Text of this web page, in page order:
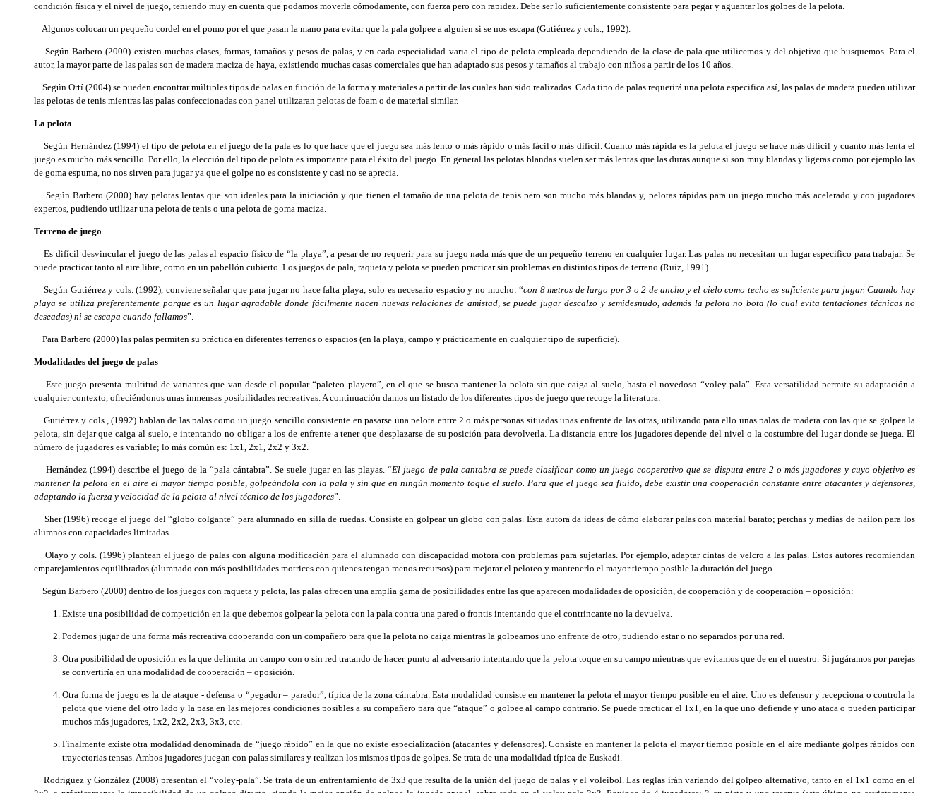
condición física y el nivel de juego, teniendo muy en cuenta que podamos moverla cómodamente, con fuerza pero con rapidez. Debe ser lo suficientemente consistente para pegar y aguantar los golpes de la pelota.
Algunos colocan un pequeño cordel en el pomo por el que pasan la mano para evitar que la pala golpee a alguien si se nos escapa (Gutiérrez y cols., 1992).
Según Barbero (2000) existen muchas clases, formas, tamaños y pesos de palas, y en cada especialidad varia el tipo de pelota empleada dependiendo de la clase de pala que utilicemos y del objetivo que busquemos. Para el
autor, la mayor parte de las palas son de madera maciza de haya, existiendo muchas casas comerciales que han adaptado sus pesos y tamaños al trabajo con niños a partir de los 10 años.
Según Ortí (2004) se pueden encontrar múltiples tipos de palas en función de la forma y materiales a partir de las cuales han sido realizadas. Cada tipo de palas requerirá una pelota especifica así, las palas de madera pueden utilizar
las pelotas de tenis mientras las palas confeccionadas con panel utilizaran pelotas de foam o de material similar.
La pelota
Según Hernández (1994) el tipo de pelota en el juego de la pala es lo que hace que el juego sea más lento o más rápido o más fácil o más difícil. Cuanto más rápida es la pelota el juego se hace más difícil y cuanto más lenta el
juego es mucho más sencillo. Por ello, la elección del tipo de pelota es importante para el éxito del juego. En general las pelotas blandas suelen ser más lentas que las duras aunque si son muy blandas y ligeras como por ejemplo las
de goma espuma, no nos sirven para jugar ya que el golpe no es consistente y casi no se aprecia.
Según Barbero (2000) hay pelotas lentas que son ideales para la iniciación y que tienen el tamaño de una pelota de tenis pero son mucho más blandas y, pelotas rápidas para un juego mucho más acelerado y con jugadores
expertos, pudiendo utilizar una pelota de tenis o una pelota de goma maciza.
Terreno de juego
Es difícil desvincular el juego de las palas al espacio físico de “la playa”, a pesar de no requerir para su juego nada más que de un pequeño terreno en cualquier lugar. Las palas no necesitan un lugar especifico para trabajar. Se
puede practicar tanto al aire libre, como en un pabellón cubierto. Los juegos de pala, raqueta y pelota se pueden practicar sin problemas en distintos tipos de terreno (Ruiz, 1991).
Según Gutiérrez y cols. (1992), conviene señalar que para jugar no hace falta playa; solo es necesario espacio y no mucho: “con 8 metros de largo por 3 o 2 de ancho y el cielo como techo es suficiente para jugar. Cuando hay
playa se utiliza preferentemente porque es un lugar agradable donde fácilmente nacen nuevas relaciones de amistad, se puede jugar descalzo y semidesnudo, además la pelota no bota (lo cual evita tentaciones técnicas no
deseadas) ni se escapa cuando fallamos”.
Para Barbero (2000) las palas permiten su práctica en diferentes terrenos o espacios (en la playa, campo y prácticamente en cualquier tipo de superficie).
Modalidades del juego de palas
Este juego presenta multitud de variantes que van desde el popular “paleteo playero”, en el que se busca mantener la pelota sin que caiga al suelo, hasta el novedoso “voley-pala”. Esta versatilidad permite su adaptación a
cualquier contexto, ofreciéndonos unas inmensas posibilidades recreativas. A continuación damos un listado de los diferentes tipos de juego que recoge la literatura:
Gutiérrez y cols., (1992) hablan de las palas como un juego sencillo consistente en pasarse una pelota entre 2 o más personas situadas unas enfrente de las otras, utilizando para ello unas palas de madera con las que se golpea la
pelota, sin dejar que caiga al suelo, e intentando no obligar a los de enfrente a tener que desplazarse de su posición para devolverla. La distancia entre los jugadores depende del nivel o la costumbre del lugar donde se juega. El
número de jugadores es variable; lo más común es: 1x1, 2x1, 2x2 y 3x2.
Hernández (1994) describe el juego de la “pala cántabra”. Se suele jugar en las playas. “El juego de pala cantabra se puede clasificar como un juego cooperativo que se disputa entre 2 o más jugadores y cuyo objetivo es
mantener la pelota en el aire el mayor tiempo posible, golpeándola con la pala y sin que en ningún momento toque el suelo. Para que el juego sea fluido, debe existir una cooperación constante entre atacantes y defensores,
adaptando la fuerza y velocidad de la pelota al nivel técnico de los jugadores”.
Sher (1996) recoge el juego del “globo colgante” para alumnado en silla de ruedas. Consiste en golpear un globo con palas. Esta autora da ideas de cómo elaborar palas con material barato; perchas y medias de nailon para los
alumnos con capacidades limitadas.
Olayo y cols. (1996) plantean el juego de palas con alguna modificación para el alumnado con discapacidad motora con problemas para sujetarlas. Por ejemplo, adaptar cintas de velcro a las palas. Estos autores recomiendan
emparejamientos equilibrados (alumnado con más posibilidades motrices con quienes tengan menos recursos) para mejorar el peloteo y mantenerlo el mayor tiempo posible la duración del juego.
Según Barbero (2000) dentro de los juegos con raqueta y pelota, las palas ofrecen una amplia gama de posibilidades entre las que aparecen modalidades de oposición, de cooperación y de cooperación – oposición:
Existe una posibilidad de competición en la que debemos golpear la pelota con la pala contra una pared o frontis intentando que el contrincante no la devuelva.
Podemos jugar de una forma más recreativa cooperando con un compañero para que la pelota no caiga mientras la golpeamos uno enfrente de otro, pudiendo estar o no separados por una red.
Otra posibilidad de oposición es la que delimita un campo con o sin red tratando de hacer punto al adversario intentando que la pelota toque en su campo mientras que evitamos que de en el nuestro. Si jugáramos por parejas
se convertiría en una modalidad de cooperación – oposición.
Otra forma de juego es la de ataque - defensa o “pegador – parador”, típica de la zona cántabra. Esta modalidad consiste en mantener la pelota el mayor tiempo posible en el aire. Uno es defensor y recepciona o controla la
pelota que viene del otro lado y la pasa en las mejores condiciones posibles a su compañero para que “ataque” o golpee al campo contrario. Se puede practicar el 1x1, en la que uno defiende y uno ataca o pueden participar
muchos más jugadores, 1x2, 2x2, 2x3, 3x3, etc.
Finalmente existe otra modalidad denominada de “juego rápido” en la que no existe especialización (atacantes y defensores). Consiste en mantener la pelota el mayor tiempo posible en el aire mediante golpes rápidos con
trayectorias tensas. Ambos jugadores juegan con palas similares y realizan los mismos tipos de golpes. Se trata de una modalidad típica de Euskadi.
Rodríguez y González (2008) presentan el “voley-pala”. Se trata de un enfrentamiento de 3x3 que resulta de la unión del juego de palas y el voleibol. Las reglas irán variando del golpeo alternativo, tanto en el 1x1 como en el